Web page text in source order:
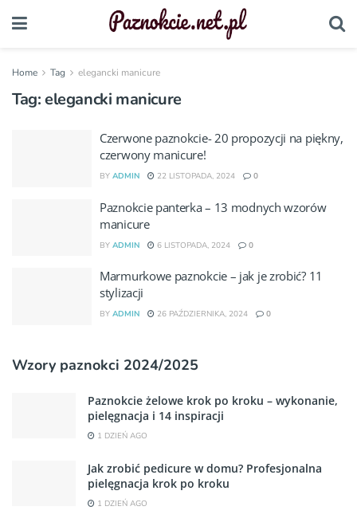
Home Tag elegancki manicure
Tag:elegancki manicure
Czerwone paznokcie- 20 propozycji na piękny,
czerwony manicure!
BY ADMIN 22 LISTOPADA, 2024 0
Paznokcie panterka – 13 modnych wzorów
manicure
BY ADMIN 6 LISTOPADA, 2024 0
Marmurkowe paznokcie – jak je zrobić? 11
stylizacji
BY ADMIN 26 PAŹDZIERNIKA, 2024 0
Wzory paznokci 2024/2025
Paznokcie żelowe krok po kroku – wykonanie,
pielęgnacja i 14 inspiracji
1 DZIEŃ AGO
Jak zrobić pedicure w domu? Profesjonalna
pielęgnacja krok po kroku
1 DZIEŃ AGO